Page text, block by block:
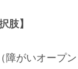
肢】
障がいオープ